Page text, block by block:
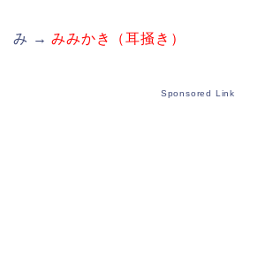
み → みみかき（耳掻き）
Sponsored Link